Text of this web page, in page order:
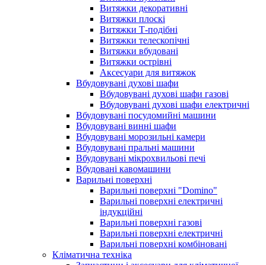
Витяжки декоративні
Витяжки плоскі
Витяжки Т-подібні
Витяжки телескопічні
Витяжки вбудовані
Витяжки острівні
Аксесуари для витяжок
Вбудовувані духові шафи
Вбудовувані духові шафи газові
Вбудовувані духові шафи електричні
Вбудовувані посудомийні машини
Вбудовувані винні шафи
Вбудовувані морозильні камери
Вбудовувані пральні машини
Вбудовувані мікрохвильові печі
Вбудовані кавомашини
Варильні поверхні
Варильні поверхні "Domino"
Варильні поверхні електричні
індукційні
Варильні поверхні газові
Варильні поверхні електричні
Варильні поверхні комбіновані
Кліматична техніка